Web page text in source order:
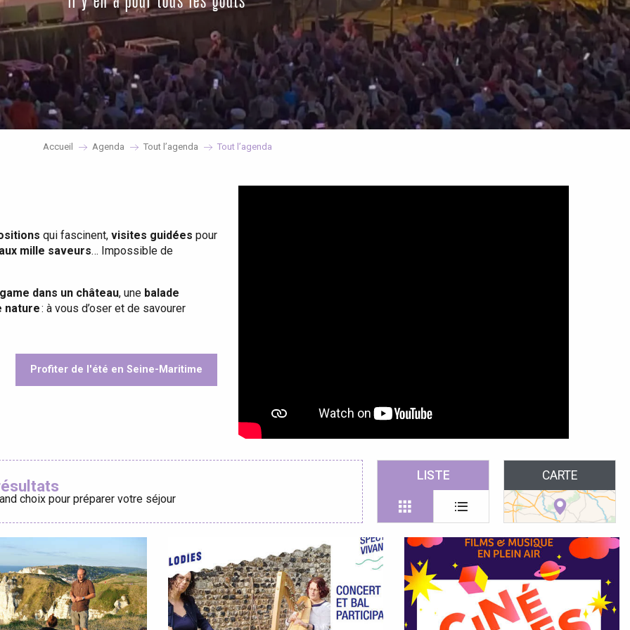
Accueil Agenda Tout l’agenda Tout l’agenda
qui fascinent, visites guidées pour
mille saveurs… Impossible de
dans un château, une balade
nature: à vous d’oser et de savourer
Profiter de l'été en Seine-Maritime
choix pour préparer votre séjour
LISTE CARTE